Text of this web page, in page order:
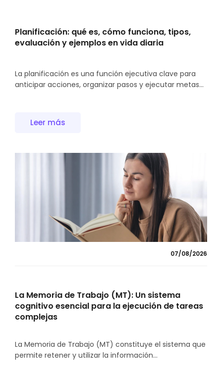
Planificación: qué es, cómo funciona, tipos,
evaluación y ejemplos en vida diaria
La planificación es una función ejecutiva clave para
anticipar acciones, organizar pasos y ejecutar metas...
Leer más
07/08/2026
La Memoria de Trabajo (MT): Un sistema
cognitivo esencial para la ejecución de tareas
complejas
La Memoria de Trabajo (MT) constituye el sistema que
permite retener y utilizar la información...